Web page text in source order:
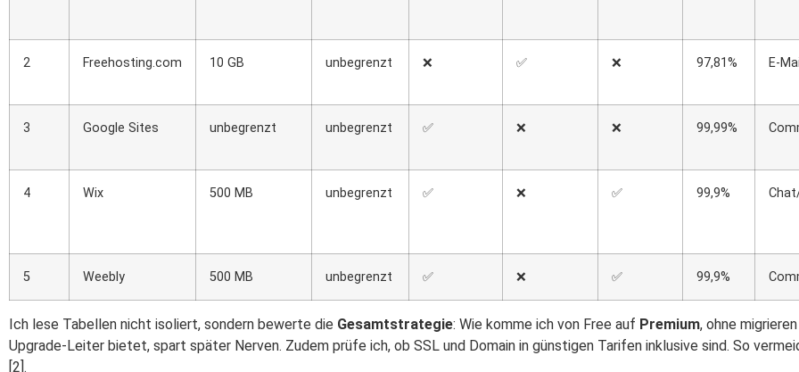
2 Freehosting.com 10 GB unbegrenzt ❌ ✅ ❌ 97,81% E-
3 Google Sites unbegrenzt unbegrenzt ✅ ❌ ❌ 99,99%
4 Wix 500 MB unbegrenzt ✅ ❌ ✅ 99,9%
5 Weebly 500 MB unbegrenzt ✅ ❌ ✅ 99,9%
Ich lese Tabellen nicht isoliert, sondern bewerte die Gesamtstrategie: Wie komme ich von Free auf Premium, ohne
Upgrade-Leiter bietet, spart später Nerven. Zudem prüfe ich, ob SSL und Domain in günstigen Tarifen inklusive sind. So
[2].